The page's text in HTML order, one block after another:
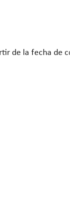
de la fecha de